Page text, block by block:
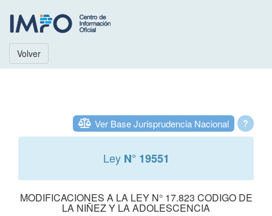
Volver
?
Ver Base Jurisprudencia Nacional
Ley N° 19551
MODIFICACIONES A LA LEY N° 17.823 CODIGO DE
LA NIÑEZ Y LA ADOLESCENCIA